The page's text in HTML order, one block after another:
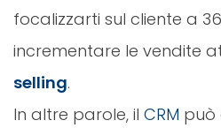
focalizzarti sul cliente a
incrementare le vendite
selling.
In altre parole, il CRM può